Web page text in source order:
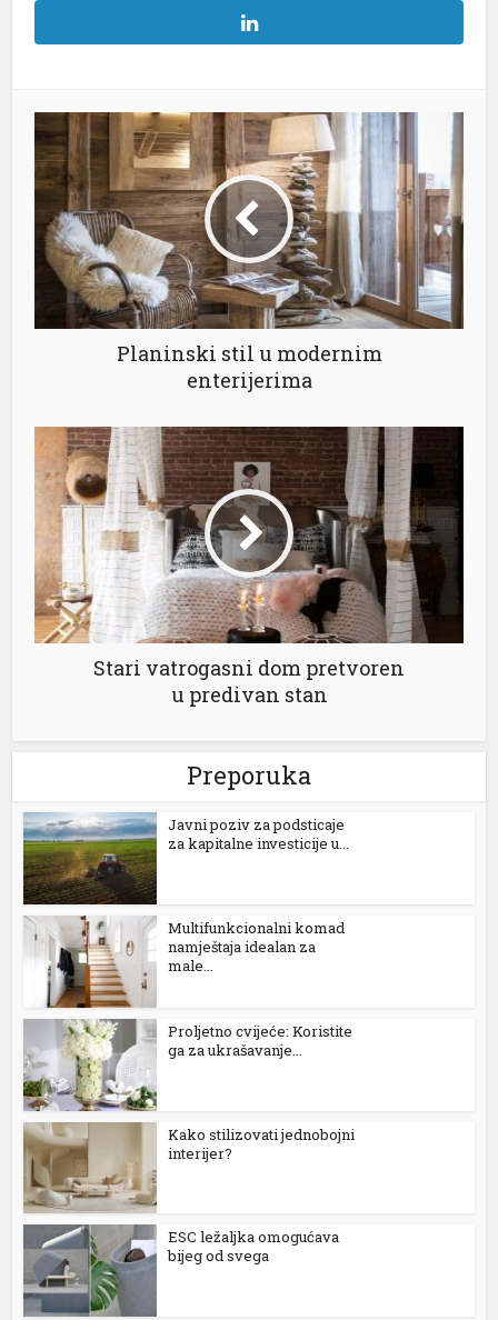
Planinski stil u modernim
enterijerima
Stari vatrogasni dom pretvoren
u predivan stan
Preporuka
Јavni poziv za podsticaje
za kapitalne investicije u...
Multifunkcionalni komad
namještaja idealan za
male...
Proljetno cvijeće: Koristite
ga za ukrašavanje...
Kako stilizovati jednobojni
interijer?
ESC ležaljka omogućava
bijeg od svega